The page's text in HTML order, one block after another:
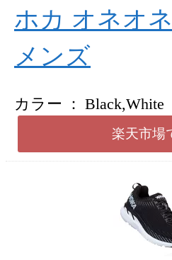
ホカ オネオ
メンズ
カラー Black,White
楽天市場